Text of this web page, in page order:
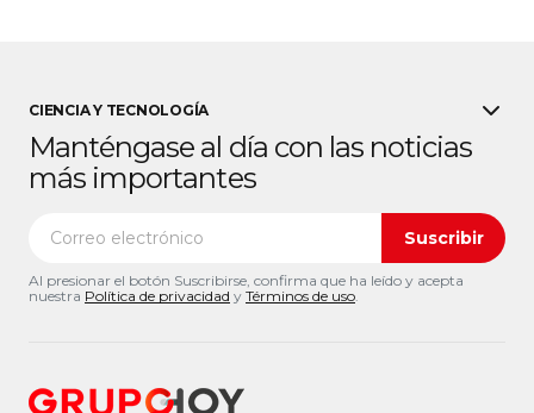
CIENCIA Y TECNOLOGÍA
Manténgase al día con las noticias
más importantes
Suscribir
Al presionar el botón Suscribirse, confirma que ha leído y acepta
nuestra Política de privacidad y Términos de uso.